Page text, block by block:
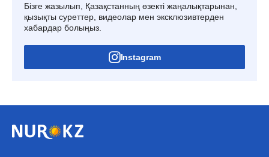
Бізге жазылып, Қазақстанның өзекті жаңалықтарынан,
қызықты суреттер, видеолар мен эксклюзивтерден
хабардар болыңыз.
Instagram